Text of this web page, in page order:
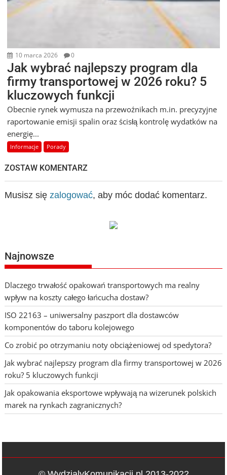
10 marca 2026 0
Jak wybrać najlepszy program dla
firmy transportowej w 2026 roku? 5
kluczowych funkcji
Obecnie rynek wymusza na przewoźnikach m.in. precyzyjne
raportowanie emisji spalin oraz ścisłą kontrolę wydatków na
energię...
Informacje Porady
ZOSTAW KOMENTARZ
Musisz sięzalogować, aby móc dodać komentarz.
Najnowsze
Dlaczego trwałość opakowań transportowych ma realny
wpływ na koszty całego łańcucha dostaw?
ISO 22163 – uniwersalny paszport dla dostawców
komponentów do taboru kolejowego
Co zrobić po otrzymaniu noty obciążeniowej od spedytora?
Jak wybrać najlepszy program dla firmy transportowej w 2026
roku? 5 kluczowych funkcji
Jak opakowania eksportowe wpływają na wizerunek polskich
marek na rynkach zagranicznych?